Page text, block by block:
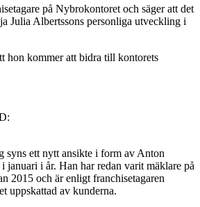
på Nybrokontoret och säger att det
Julia Albertssons personliga utveckling i
hon kommer att bidra till kontorets
syns ett nytt ansikte i form av Anton
januari i år. Han har redan varit mäklare på
2015 och är enligt franchisetagaren
uppskattad av kunderna.